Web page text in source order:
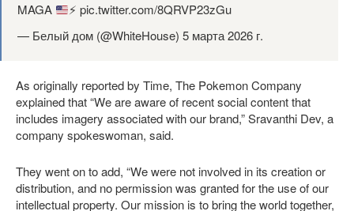
MAGA ⚡️ pic.twitter.com/8QRVP23zGu
— Белый дом (@WhiteHouse) 5 марта 2026 г.
As originally reported by Time, The Pokemon Company
explained that “We are aware of recent social content that
includes imagery associated with our brand,” Sravanthi Dev, a
company spokeswoman, said.
They went on to add, “We were not involved in its creation or
distribution, and no permission was granted for the use of our
intellectual property. Our mission is to bring the world together,